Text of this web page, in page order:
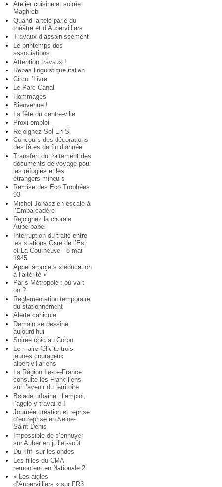
Atelier cuisine et soirée
Maghreb
Quand la télé parle du
théâtre et d’Aubervilliers
Travaux d’assainissement
Le printemps des
associations
Attention travaux !
Repas linguistique italien
Circul ’Livre
Le Parc Canal
Hommages
Bienvenue !
La fête du centre-ville
Proxi-emploi
Rejoignez Sol En Si
Concours des décorations
des fêtes de fin d’année
Transfert du traitement des
documents de voyage pour
les réfugiés et les
étrangers mineurs
Remise des Éco Trophées
93
Michel Jonasz en escale à
l’Embarcadère
Rejoignez la chorale
Auberbabel
Interruption du trafic entre
les stations Gare de l’Est
et La Courneuve - 8 mai
1945
Appel à projets « éducation
à l’altérité »
Paris Métropole : où va-t-
on ?
Réglementation temporaire
du stationnement
Alerte canicule
Demain se dessine
aujourd’hui
Soirée chic au Corbu
Le maire félicite trois
jeunes courageux
albertivillariens
La Région Ile-de-France
consulte les Franciliens
sur l’avenir du territoire
Balade urbaine : l’emploi,
l’agglo y travaille !
Journée création et reprise
d’entreprise en Seine-
Saint-Denis
Impossible de s’ennuyer
sur Auber en juillet-août
Du rififi sur les ondes
Les filles du CMA
remontent en Nationale 2
« Les aigles
d’Aubervilliers » sur FR3